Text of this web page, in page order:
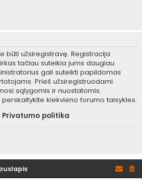
būti užsiregistravę. Registracija
tačiau suteikia jums daugiau
gali suteikti papildomas
Prieš užsiregistruodami
sąlygomis ir nuostatomis.
kiekvieno forumo taisykles.
Privatumo politika